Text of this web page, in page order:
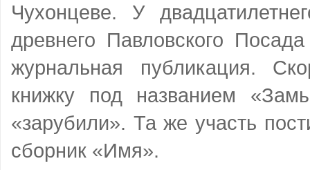
Чухонцеве. У
древнего Павловского
журнальная публикация.
книжку под названием
«зарубили». Та же участь
сборник «Имя».